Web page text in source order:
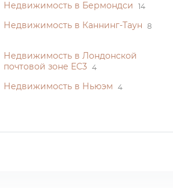
Недвижимость в Бермондси 14
Недвижимость в Каннинг-Таун 8
Недвижимость в Лондонской
почтовой зоне EC3 4
Недвижимость в Ньюэм 4